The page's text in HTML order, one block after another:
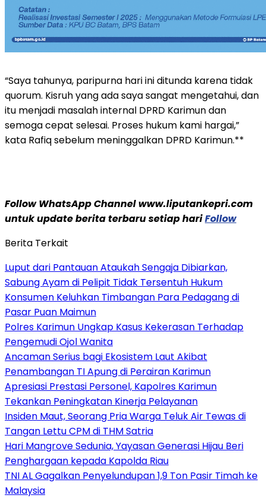
“Saya tahunya, paripurna hari ini ditunda karena tidak
quorum. Kisruh yang ada saya sangat mengetahui, dan
itu menjadi masalah internal DPRD Karimun dan
semoga cepat selesai. Proses hukum kami hargai,”
kata Rafiq sebelum meninggalkan DPRD Karimun.**
Follow WhatsApp Channel www.liputankepri.com
untuk update berita terbaru setiap hariFollow
Berita Terkait
Luput dari Pantauan Ataukah Sengaja Dibiarkan,
Sabung Ayam di Pelipit Tidak Tersentuh Hukum
Konsumen Keluhkan Timbangan Para Pedagang di
Pasar Puan Maimun
Polres Karimun Ungkap Kasus Kekerasan Terhadap
Pengemudi Ojol Wanita
Ancaman Serius bagi Ekosistem Laut Akibat
Penambangan TI Apung di Perairan Karimun
Apresiasi Prestasi Personel, Kapolres Karimun
Tekankan Peningkatan Kinerja Pelayanan
Insiden Maut, Seorang Pria Warga Teluk Air Tewas di
Tangan Lettu CPM di THM Satria
Hari Mangrove Sedunia, Yayasan Generasi Hijau Beri
Penghargaan kepada Kapolda Riau
TNI AL Gagalkan Penyelundupan 1,9 Ton Pasir Timah ke
Malaysia